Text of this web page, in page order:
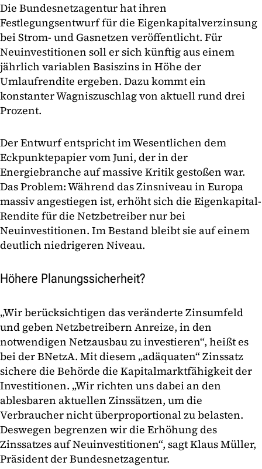
Die Bundesnetzagentur hat ihren
Festlegungsentwurf für die Eigenkapitalverzinsung
bei Strom- und Gasnetzen veröffentlicht. Für
Neuinvestitionen soll er sich künftig aus einem
jährlich variablen Basiszins in Höhe der
Umlaufrendite ergeben. Dazu kommt ein
konstanter Wagniszuschlag von aktuell rund drei
Prozent.
Der Entwurf entspricht im Wesentlichen dem
Eckpunktepapier vom Juni, der in der
Energiebranche auf massive Kritik gestoßen war.
Das Problem: Während das Zinsniveau in Europa
massiv angestiegen ist, erhöht sich die Eigenkapital-
Rendite für die Netzbetreiber nur bei
Neuinvestitionen. Im Bestand bleibt sie auf einem
deutlich niedrigeren Niveau.
Höhere Planungssicherheit?
„Wir berücksichtigen das veränderte Zinsumfeld
und geben Netzbetreibern Anreize, in den
notwendigen Netzausbau zu investieren“, heißt es
bei der BNetzA. Mit diesem „adäquaten“ Zinssatz
sichere die Behörde die Kapitalmarktfähigkeit der
Investitionen. „Wir richten uns dabei an den
ablesbaren aktuellen Zinssätzen, um die
Verbraucher nicht überproportional zu belasten.
Deswegen begrenzen wir die Erhöhung des
Zinssatzes auf Neuinvestitionen“, sagt Klaus Müller,
Präsident der Bundesnetzagentur.